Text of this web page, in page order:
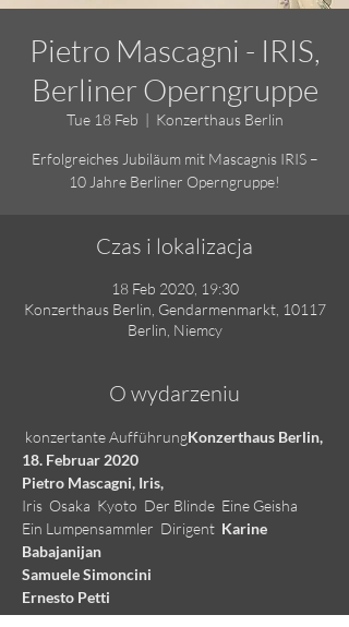
Pietro Mascagni - IRIS,
Berliner Operngruppe
Tue 18 Feb
  |
Konzerthaus Berlin
Erfolgreiches Jubiläum mit Mascagnis IRIS –
10 Jahre Berliner Operngruppe!
Czas i lokalizacja
18 Feb 2020, 19:30
Konzerthaus Berlin, Gendarmenmarkt, 10117
Berlin, Niemcy
O wydarzeniu
konzertante AufführungKonzerthaus Berlin,
18. Februar 2020
Pietro Mascagni, Iris,
Iris Osaka Kyoto Der Blinde Eine Geisha
Ein Lumpensammler Dirigent Karine